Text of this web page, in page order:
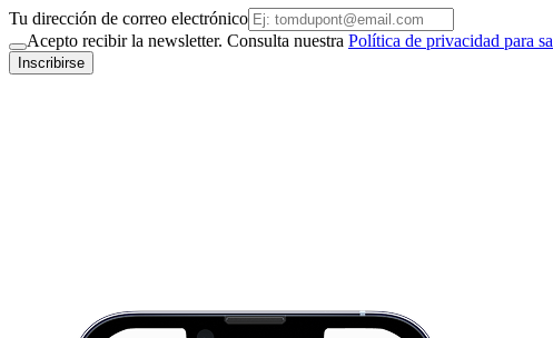
Tu dirección de correo electrónico
Acepto recibir la newsletter. Consulta nuestra Política de privacidad para
Inscribirse